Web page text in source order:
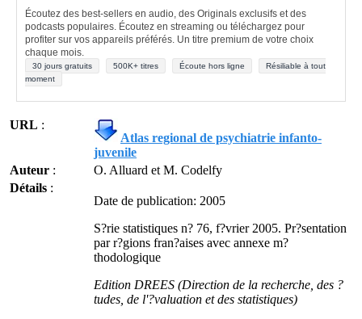
Écoutez des best-sellers en audio, des Originals exclusifs et des
podcasts populaires. Écoutez en streaming ou téléchargez pour
profiter sur vos appareils préférés. Un titre premium de votre choix
chaque mois.
30 jours gratuits 500K+ titres Écoute hors ligne
Résiliable à tout
moment
URL :
Atlas regional de psychiatrie infanto-
juvenile
Auteur :
O. Alluard et M. Codelfy
Détails :
Date de publication: 2005
S?rie statistiques n? 76, f?vrier 2005. Pr?sentation
par r?gions fran?aises avec annexe m?
thodologique
Edition DREES (Direction de la recherche, des ?
tudes, de l'?valuation et des statistiques)